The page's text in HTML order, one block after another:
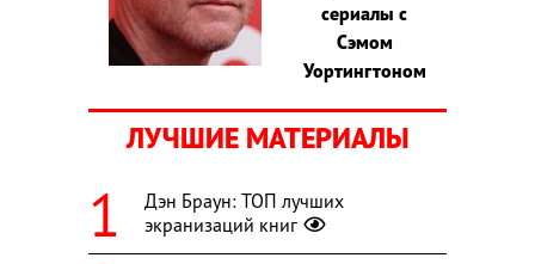
сериалы с
Сэмом
Уортингтоном
ЛУЧШИЕ МАТЕРИАЛЫ
Дэн Браун: ТОП лучших
экранизаций книг